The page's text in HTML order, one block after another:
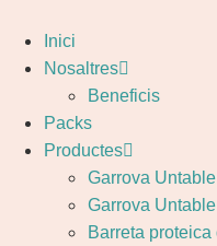
Inici
Nosaltres
Beneficis
Packs
Productes
Garrova
Garrova
Barreta proteica